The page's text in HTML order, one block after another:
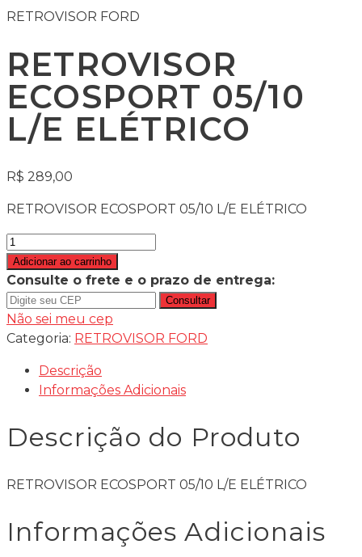
RETROVISOR FORD
RETROVISOR
ECOSPORT 05/10
L/E ELÉTRICO
R$ 289,00
RETROVISOR ECOSPORT 05/10 L/E ELÉTRICO
RETROVISOR
ECOSPORT
05/10
L/E
ELÉTRICO
quantidade
Adicionar ao carrinho
Consulte o frete e o prazo de entrega:
Consultar
Não sei meu cep
Categoria: RETROVISOR FORD
Descrição
Informações Adicionais
Descrição do Produto
RETROVISOR ECOSPORT 05/10 L/E ELÉTRICO
Informações Adicionais